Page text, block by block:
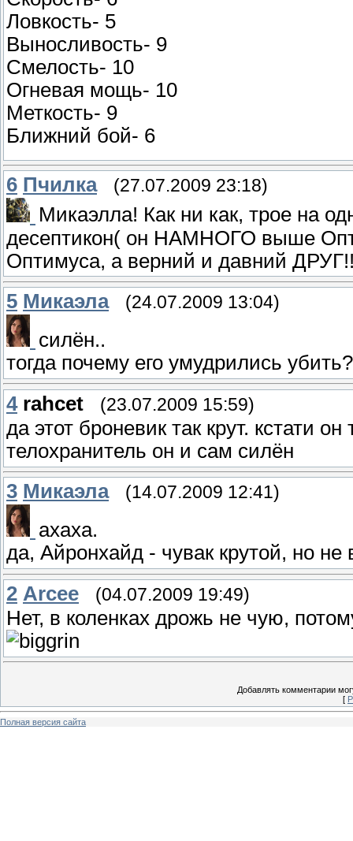
Ловкость- 5
Выносливость- 9
Смелость- 10
Огневая мощь- 10
Меткость- 9
Ближний бой- 6
6 Пчилка (27.07.2009 23:18)
Микаэлла! Как ни как, трое на
десептикон( он НАМНОГО выше
Оптимуса, а верний и давний
5 Микаэла (24.07.2009 13:04)
силён..
тогда почему его умудрились убить?
4 rahcet (23.07.2009 15:59)
да этот броневик так крут. кстати
телохранитель он и сам силён
3 Микаэла (14.07.2009 12:41)
ахаха.
да, Айронхайд - чувак крутой, но
2 Arcee (04.07.2009 19:49)
Нет, в коленках дрожь не чую,
Добавлять комментарии
[
Полная версия сайта